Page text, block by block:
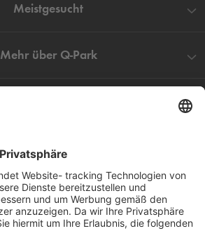
Meistgesucht
Mehr über Q-Park
Direkt zum
Download